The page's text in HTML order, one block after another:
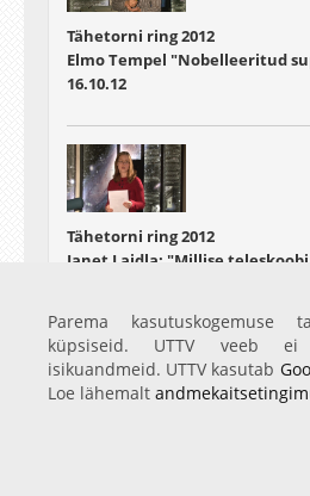
Tähetorni ring 2012
Elmo Tempel "Nobelleeritud
16.10.12
Tähetorni ring 2012
Janet Laidla: "Millise
Parema kasutuskogemuse
küpsiseid. UTTV veeb
isikuandmeid. UTTV kasutab
Loe lähemalt